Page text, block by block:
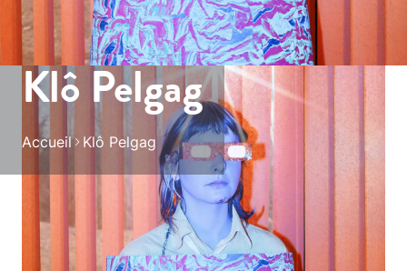
Klô Pelgag
Accueil Klô Pelgag